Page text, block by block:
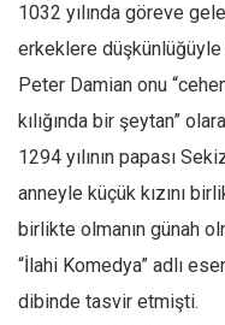
1032 yılında göreve
erkeklere
Peter Damian onu
kılığında bir şeytan”
1294 yılının papası
anneyle küçük kızını
birlikte olmanın günah
“İlahi Komedya” adlı
dibinde tasvir etmişti.